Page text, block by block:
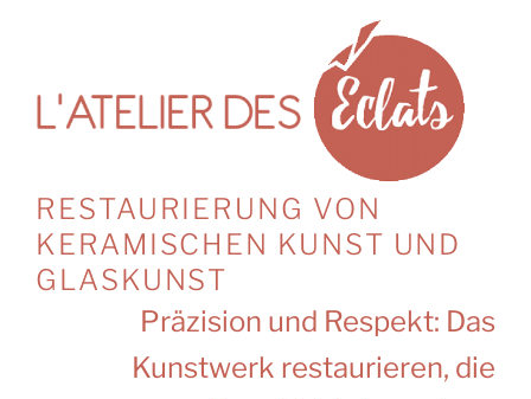
RESTAURIERUNG VON
KERAMISCHEN KUNST UND
GLASKUNST
Präzision und Respekt: Das
Kunstwerk restaurieren, die